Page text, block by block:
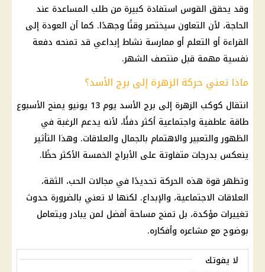
وقد يحقق القوس استفادة كبيرة من طلب المساعدة عند
الحاجة، لأن التعاون سيختصر وقتًا وجهدًا. كما أن العودة إلى
القراءة أو التعلم أو ممارسة نشاط إبداعي قد تمنحه دفعة
نفسية مهمة قبل منتصف الشهر.
ماذا تعني حركة الزهرة إلى برج الأسد؟
انتقال كوكب الزهرة إلى برج الأسد يوم 13 يونيو يمنح الأسبوع
طاقة عاطفية واجتماعية أكثر دفئًا، لأنه يدعم الرغبة في
الظهور والتعبير والاهتمام بالجمال والعلاقات. وهذا التأثير
ينعكس بدرجات متفاوتة على الأبراج الخمسة الأكثر حظًا.
وتظهر قوة هذه الحركة تحديدًا في مجالات الحب، الثقة،
العلاقات الاجتماعية، والإبداع. لكنها لا تعني بالضرورة حدوث
تغييرات مؤكدة، بل تمنح مساحة أفضل لمن يبادر ويتعامل
بوضوح مع مشاعره وأفكاره.
لا يفوتك